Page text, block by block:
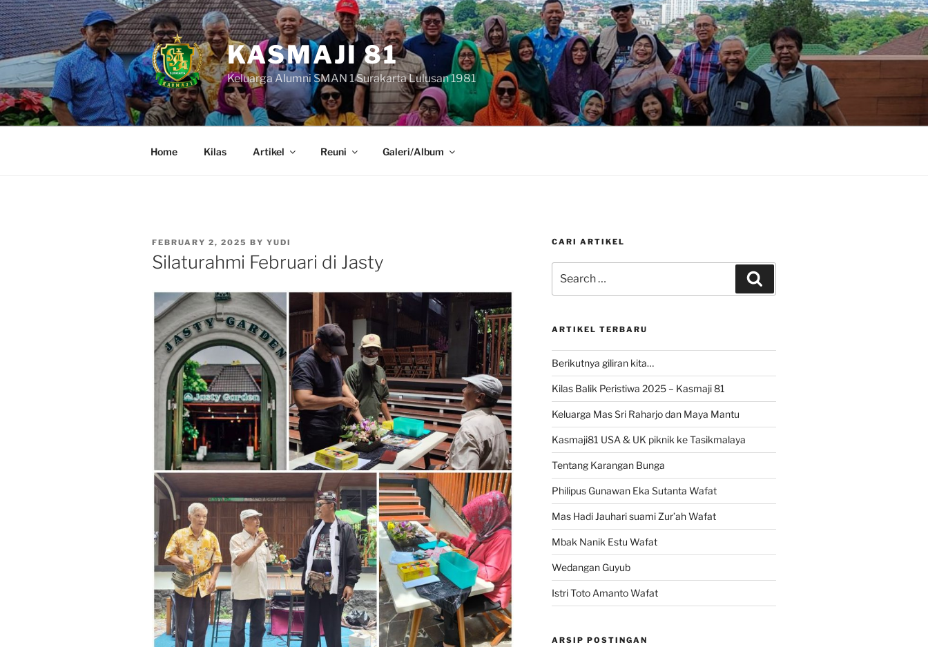
Skip
to
content
KASMAJI 81
Keluarga Alumni SMAN 1 Surakarta Lulusan 1981
Home Kilas Artikel Reuni Galeri/Album
POSTED
ON
FEBRUARY 2, 2025 BY YUDI
Silaturahmi Februari di Jasty
CARI ARTIKEL
for:
ARTIKEL TERBARU
Berikutnya giliran kita…
Kilas Balik Peristiwa 2025 – Kasmaji 81
Keluarga Mas Sri Raharjo dan Maya Mantu
Kasmaji81 USA & UK piknik ke Tasikmalaya
Tentang Karangan Bunga
Philipus Gunawan Eka Sutanta Wafat
Mas Hadi Jauhari suami Zur’ah Wafat
Mbak Nanik Estu Wafat
Wedangan Guyub
Istri Toto Amanto Wafat
ARSIP POSTINGAN